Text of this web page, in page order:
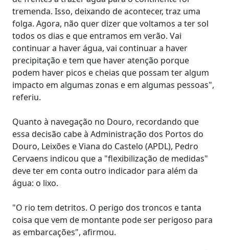
tremenda. Isso, deixando de acontecer, traz uma
folga. Agora, não quer dizer que voltamos a ter sol
todos os dias e que entramos em verão. Vai
continuar a haver água, vai continuar a haver
precipitação e tem que haver atenção porque
podem haver picos e cheias que possam ter algum
impacto em algumas zonas e em algumas pessoas",
referiu.
Quanto à navegação no Douro, recordando que
essa decisão cabe à Administração dos Portos do
Douro, Leixões e Viana do Castelo (APDL), Pedro
Cervaens indicou que a "flexibilização de medidas"
deve ter em conta outro indicador para além da
água: o lixo.
"O rio tem detritos. O perigo dos troncos e tanta
coisa que vem de montante pode ser perigoso para
as embarcações", afirmou.